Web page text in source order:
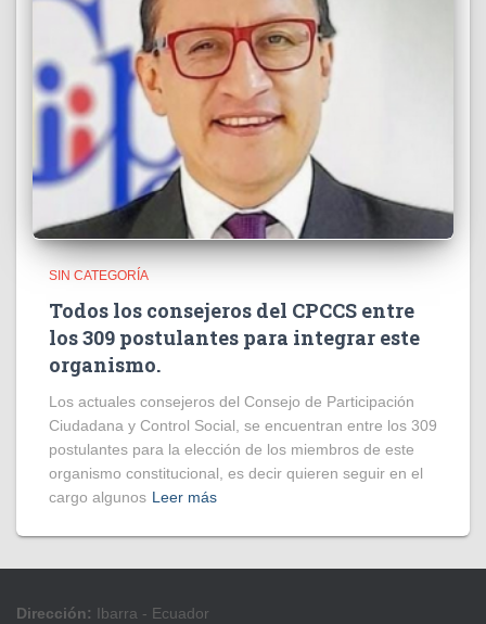
SIN CATEGORÍA
Todos los consejeros del CPCCS entre
los 309 postulantes para integrar este
organismo.
Los actuales consejeros del Consejo de Participación
Ciudadana y Control Social, se encuentran entre los 309
postulantes para la elección de los miembros de este
organismo constitucional, es decir quieren seguir en el
cargo algunos Leer más
Dirección: Ibarra - Ecuador